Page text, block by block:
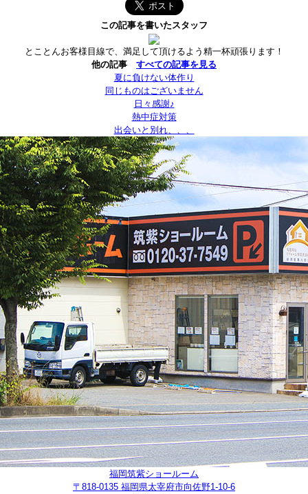
この記事を書いたスタッフ
とことんお客様目線で、満足して頂けるよう精一杯頑張ります！
他の記事 すべての記事を見る
夏に負けない体作り
同じものはございません
日々感謝♪
熱中症対策
出会いと別れ、、、
福岡筑紫ショールーム
〒818-0135 福岡県太宰府市向佐野1-10-6